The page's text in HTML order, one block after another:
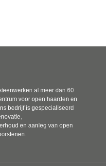
al meer dan 60
voor open haarden en
bedrijf is gespecialiseerd
en aanleg van open